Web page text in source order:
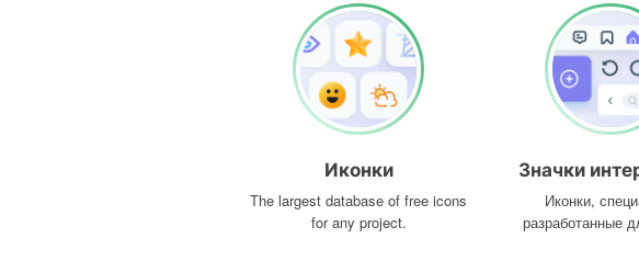
Иконки
The largest database of free icons
for any project.
Значки
Иконки,
разработанные